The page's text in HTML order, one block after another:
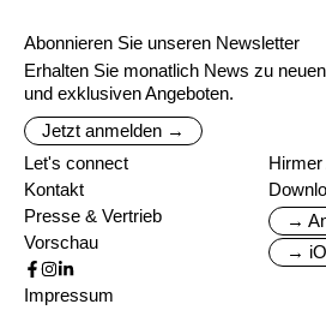
Abonnieren Sie unseren Newsletter
Erhalten Sie monatlich News zu
und exklusiven Angeboten.
Jetzt anmelden →
Let's connect
Kontakt
Presse & Vertrieb
Vorschau
→
→
Impressum